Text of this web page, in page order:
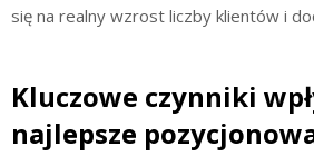
się na realny wzrost liczby klientów i
Kluczowe czynniki
najlepsze